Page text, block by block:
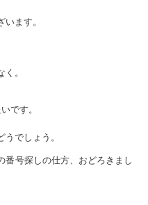
ます。
。
です。
でしょう。
番号探しの仕方、おどろきまし